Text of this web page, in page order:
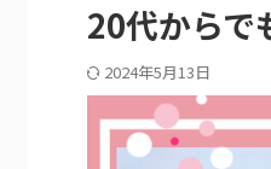
20代からで
2024年5月13日